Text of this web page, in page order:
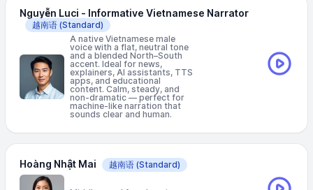
Nguyễn Luci - Informative Vietnamese Narrator
越南语 (Standard)
A native Vietnamese male
voice with a flat, neutral tone
and a blended North–South
accent. Ideal for news,
explainers, AI assistants, TTS
apps, and educational
content. Calm, steady, and
non-dramatic — perfect for
machine-like narration that
sounds clear and human.
Hoàng Nhật Mai 越南语 (Standard)